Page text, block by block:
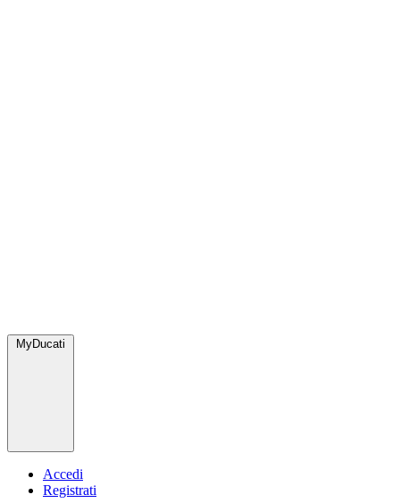
MyDucati
Accedi
Registrati